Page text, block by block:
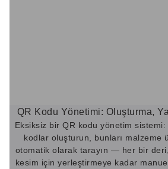
QR Kodu Yönetimi: Oluşturma,
Eksiksiz bir QR kodu yönetim
kodlar oluşturun, bunları malzeme
otomatik olarak tarayın — her bir
kesim için yerleştirmeye kadar